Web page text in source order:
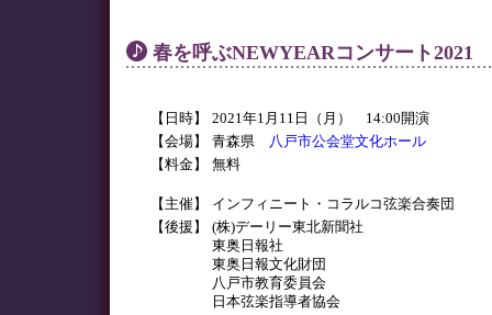
春を呼ぶNEWYEARコンサート2021
【日時】
2021年1月11日（月） 14:00開演
【会場】
青森県 八戸市公会堂文化ホール
【料金】
無料
【主催】
インフィニート・コラルコ弦楽合奏団
【後援】
(株)デーリー東北新聞社
東奥日報社
東奥日報文化財団
八戸市教育委員会
日本弦楽指導者協会